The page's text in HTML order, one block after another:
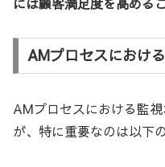
AMプロセスにおけ
AMプロセスにおける監
が、特に重要なのは以下